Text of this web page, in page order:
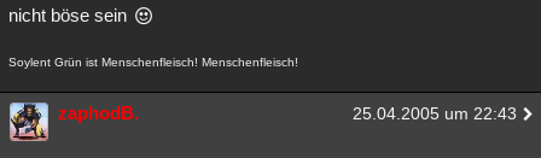
nicht böse sein
Soylent Grün ist Menschenfleisch! Menschenfleisch!
zaphodB. 25.04.2005 um 22:43